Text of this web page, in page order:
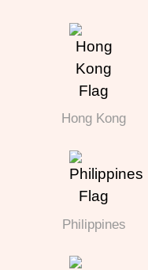
Hong Kong
Philippines